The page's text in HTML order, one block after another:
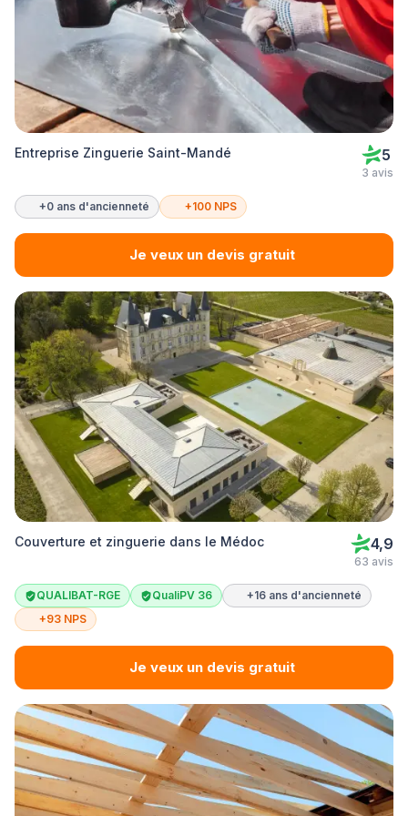
Entreprise Zinguerie Saint-Mandé 5
3 avis
+0 ans d'ancienneté +100 NPS
Je veux un devis gratuit
Couverture et zinguerie dans le Médoc 4,9
63 avis
QUALIBAT-RGE QualiPV 36
+16 ans d'ancienneté
+93 NPS
Je veux un devis gratuit